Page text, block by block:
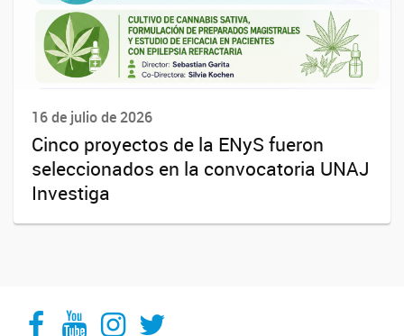
16 de julio de 2026
Cinco proyectos de la ENyS fueron
seleccionados en la convocatoria UNAJ
Investiga
Facebook
YouTube
Instagram
Twitter